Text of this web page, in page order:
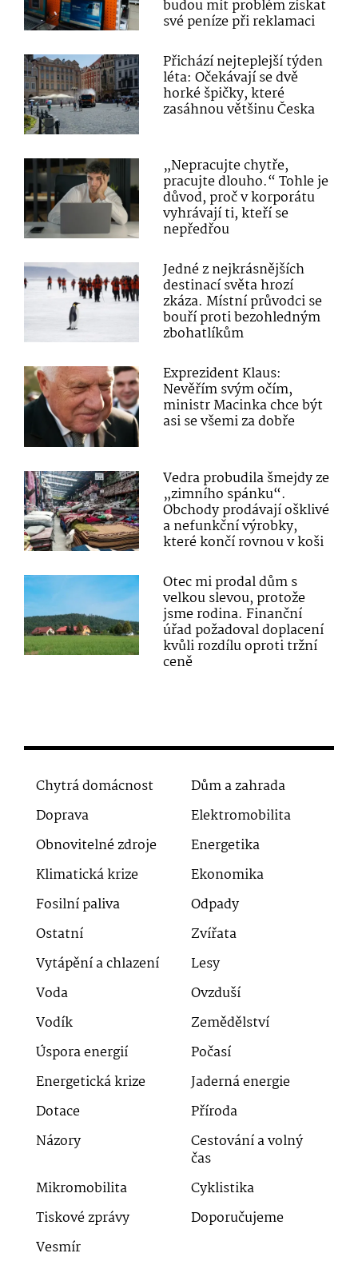
budou mít problém získat
své peníze při reklamaci
Přichází nejteplejší týden
léta: Očekávají se dvě
horké špičky, které
zasáhnou většinu Česka
„Nepracujte chytře,
pracujte dlouho.“ Tohle je
důvod, proč v korporátu
vyhrávají ti, kteří se
nepředřou
Jedné z nejkrásnějších
destinací světa hrozí
zkáza. Místní průvodci se
bouří proti bezohledným
zbohatlíkům
Exprezident Klaus:
Nevěřím svým očím,
ministr Macinka chce být
asi se všemi za dobře
Vedra probudila šmejdy ze
„zimního spánku“.
Obchody prodávají ošklivé
a nefunkční výrobky,
které končí rovnou v koši
Otec mi prodal dům s
velkou slevou, protože
jsme rodina. Finanční
úřad požadoval doplacení
kvůli rozdílu oproti tržní
ceně
Chytrá domácnost
Dům a zahrada
Doprava
Elektromobilita
Obnovitelné zdroje
Energetika
Klimatická krize
Ekonomika
Fosilní paliva
Odpady
Ostatní
Zvířata
Vytápění a chlazení
Lesy
Voda
Ovzduší
Vodík
Zemědělství
Úspora energií
Počasí
Energetická krize
Jaderná energie
Dotace
Příroda
Názory
Cestování a volný
čas
Mikromobilita
Cyklistika
Tiskové zprávy
Doporučujeme
Vesmír